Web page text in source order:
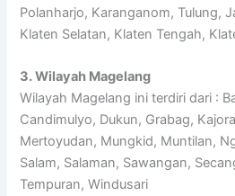
Polanharjo, Karanganom, Tulung,
Klaten Selatan, Klaten Tengah,
3. Wilayah Magelang
Wilayah Magelang ini terdiri dari :
Candimulyo, Dukun, Grabag,
Mertoyudan, Mungkid, Muntilan,
Salam, Salaman, Sawangan,
Tempuran, Windusari